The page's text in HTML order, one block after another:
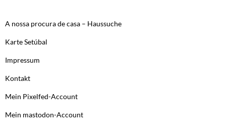
A nossa procura de casa – Haussuche
Karte Setúbal
Impressum
Kontakt
Mein Pixelfed-Account
Mein mastodon-Account